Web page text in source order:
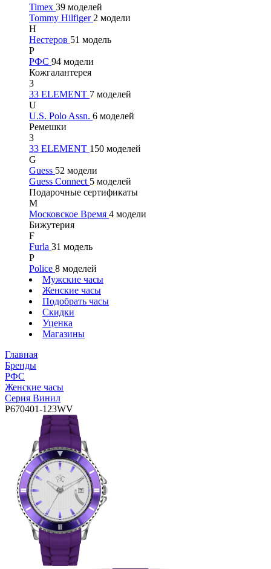
Timex 39 моделей
Tommy Hilfiger 2 модели
Н
Нестеров 51 модель
Р
РФС 94 модели
Кожгалантерея
3
33 ELEMENT 7 моделей
U
U.S. Polo Assn. 6 моделей
Ремешки
3
33 ELEMENT 150 моделей
G
Guess 52 модели
Guess Connect 5 моделей
Подарочные сертификаты
М
Московское Время 4 модели
Бижутерия
F
Furla 31 модель
P
Police 8 моделей
Мужские часы
Женские часы
Подобрать часы
Скидки
Уценка
Магазины
Главная
Бренды
РФС
Женские часы
Серия Винил
P670401-123WV